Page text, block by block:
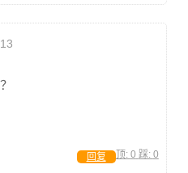
顶: 0 踩: 0
回复